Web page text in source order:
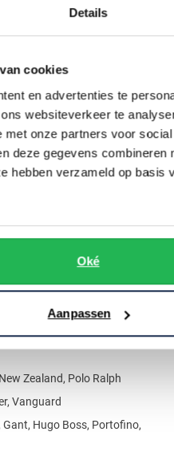
Details
cookies
en advertenties te
websiteverkeer te
onze partners voor
deze gegevens combineren
hebben verzameld op basis
Oké
Aanpassen
OverhemdenOnline.nl een
online, met verschillende
zijn perfecteherentruivinden.
Superdry, Polo Ralph
Zealand, Polo Ralph
Vanguard
Gant, Hugo Boss, Portofino,